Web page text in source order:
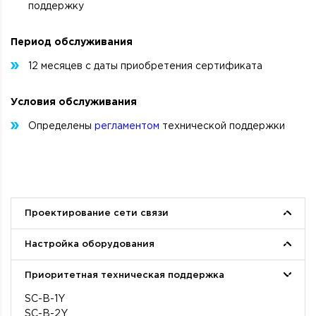
Проектирование сети связи
ND-ON
ND-V
ND-RP
Настройка оборудования
CNF-SoftWLC
CNF-SBC-3000
Приоритетная техническая поддержка
SC-B-1Y
SC-B-2Y
поддержку
Период обслуживания
12 месяцев с даты приобретения сертификата
Условия обслуживания
Определены регламентом технической поддержки